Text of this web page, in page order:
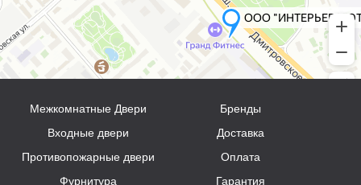
Межкомнатные Двери
Входные двери
Противопожарные двери
Фурнитура
Бренды
Доставка
Оплата
Гарантия